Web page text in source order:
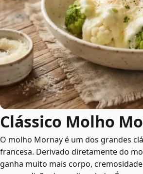
Clássico Molho
O molho Mornay é um dos grandes
francesa. Derivado diretamente do
ganha muito mais corpo,